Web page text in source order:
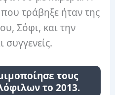
τράβηξε ήταν της
Σόφι, και την
συγγενείς.
τους
το 2013.